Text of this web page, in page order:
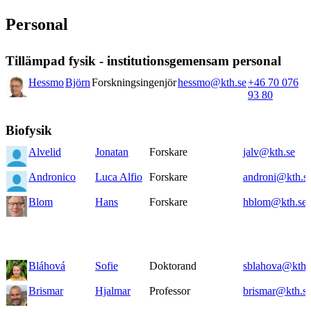
Personal
Tillämpad fysik - institutionsgemensam personal
HessmoBjörnForskningsingenjörhessmo@kth.se+46 70 076
93 80
Biofysik
Alvelid Jonatan Forskare jalv@kth.se
Andronico Luca Alfio Forskare
Blom Hans Forskare hblom@kth.se
Bláhová Sofie Doktorand
Brismar Hjalmar Professor brismar@kth.se